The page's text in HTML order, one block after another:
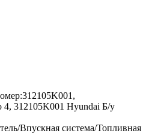
312105K001 Hyundai Б/у
Впускная система/Топливная